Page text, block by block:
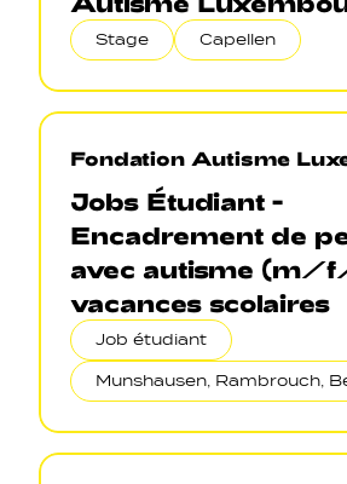
Stage Capellen
Fondation Autisme
Jobs Étudiant -
Encadrement de
avec autisme (m/
vacances scolaires
Job étudiant
Munshausen, Rambrouch,